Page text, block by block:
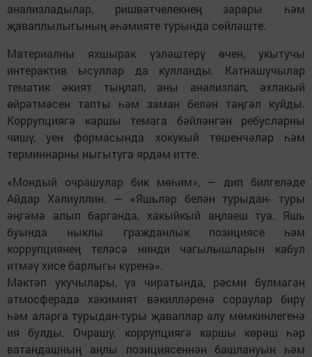
анализладылар, ришвәтчелекнең зарары һәм
җаваплылыгының әһәмияте турында сөйләште.
Материалны яхшырак үзләштерү өчен, укытучы
интерактив ысуллар да кулланды. Катнашучылар
тематик әкият тыңлап, аны анализлап, әхлакый
өйрәтмәсен тапты һәм заман белән тәңгәл куйды.
Коррупциягә каршы темага бәйләнгән ребусларны
чишү, уен формасында хокукый төшенчәләр һәм
терминнарны ныгытуга ярдәм итте.
«Мондый очрашулар бик мөһим», — дип билгеләде
Айдар Хәлиуллин. — «Яшьләр белән турыдан- туры
әңгәмә алып барганда, хакыйкый аңлаеш туа. Яшь
буында ныклы гражданлык позициясе һәм
коррупциянең теләсә нинди чагылышларын кабул
итмәү хисе барлыгы күренә».
Мәктәп укучылары, үз чиратында, рәсми булмаган
атмосферада хакимият вәкилләренә сораулар бирү
һәм аларга турыдан-туры җаваплар алу мөмкинлегенә
ия булды. Очрашу, коррупциягә каршы көрәш һәр
ватандашның аңлы позициясеннән башлануын һәм